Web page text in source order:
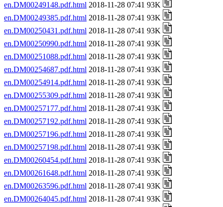
en.DM00249148.pdf.html 2018-11-28 07:41 93K
en.DM00249385.pdf.html 2018-11-28 07:41 93K
en.DM00250431.pdf.html 2018-11-28 07:41 93K
en.DM00250990.pdf.html 2018-11-28 07:41 93K
en.DM00251088.pdf.html 2018-11-28 07:41 93K
en.DM00254687.pdf.html 2018-11-28 07:41 93K
en.DM00254914.pdf.html 2018-11-28 07:41 93K
en.DM00255309.pdf.html 2018-11-28 07:41 93K
en.DM00257177.pdf.html 2018-11-28 07:41 93K
en.DM00257192.pdf.html 2018-11-28 07:41 93K
en.DM00257196.pdf.html 2018-11-28 07:41 93K
en.DM00257198.pdf.html 2018-11-28 07:41 93K
en.DM00260454.pdf.html 2018-11-28 07:41 93K
en.DM00261648.pdf.html 2018-11-28 07:41 93K
en.DM00263596.pdf.html 2018-11-28 07:41 93K
en.DM00264045.pdf.html 2018-11-28 07:41 93K